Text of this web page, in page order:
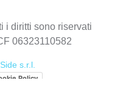
i diritti sono riservati
06323110582
s.r.l.
Policy